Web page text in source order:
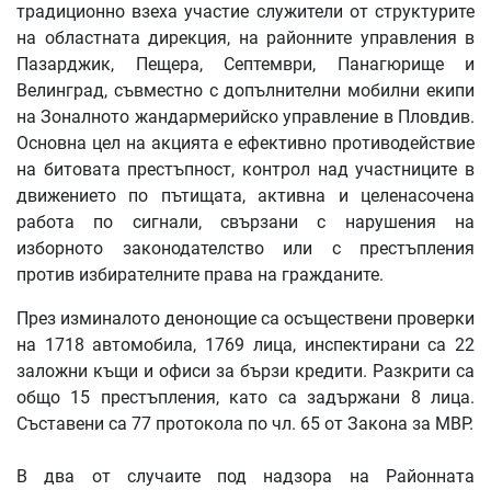
традиционно взеха участие служители от структурите
на областната дирекция, на районните управления в
Пазарджик, Пещера, Септември, Панагюрище и
Велинград, съвместно с допълнителни мобилни екипи
на Зоналното жандармерийско управление в Пловдив.
Основна цел на акцията е ефективно противодействие
на битовата престъпност, контрол над участниците в
движението по пътищата, активна и целенасочена
работа по сигнали, свързани с нарушения на
изборното законодателство или с престъпления
против избирателните права на гражданите.
През изминалото денонощие са осъществени проверки
на 1718 автомобила, 1769 лица, инспектирани са 22
заложни къщи и офиси за бързи кредити. Разкрити са
общо 15 престъпления, като са задържани 8 лица.
Съставени са 77 протокола по чл. 65 от Закона за МВР.
В два от случаите под надзора на Районната